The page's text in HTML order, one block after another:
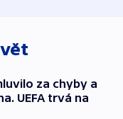
za chyby a
UEFA trvá na